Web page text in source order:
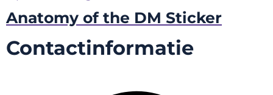
Anatomy of the DM Sticker
Contactinformatie